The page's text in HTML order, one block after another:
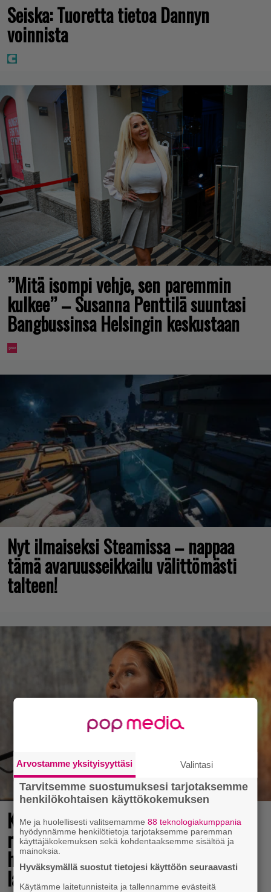
Seiska: Tuoretta tietoa Dannyn
voinnista
”Mitä isompi vehje, sen paremmin
kulkee” – Susanna Penttilä suuntasi
Bangbussinsa Helsingin keskustaan
Nyt ilmaiseksi Steamissa – nappaa
tämä avaruusseikkailu välittömästi
talteen!
Karita Tykän ja Sami Saikkosen
rakkaus kukoistaa – vähäpukeista
hempeilyä ja leveitä virnistyksiä
laiturilla
Arvostamme yksityisyyttäsi Valintasi
Tarvitsemme suostumuksesi tarjotaksemme
henkilökohtaisen käyttökokemuksen
Me ja huolellisesti valitsemamme88 teknologiakumppania
hyödynnämme henkilötietoja tarjotaksemme paremman
käyttäjäkokemuksen sekä kohdentaaksemme sisältöä ja
mainoksia.
Hyväksymällä suostut tietojesi käyttöön seuraavasti
Käytämme laitetunnisteita ja tallennamme evästeitä